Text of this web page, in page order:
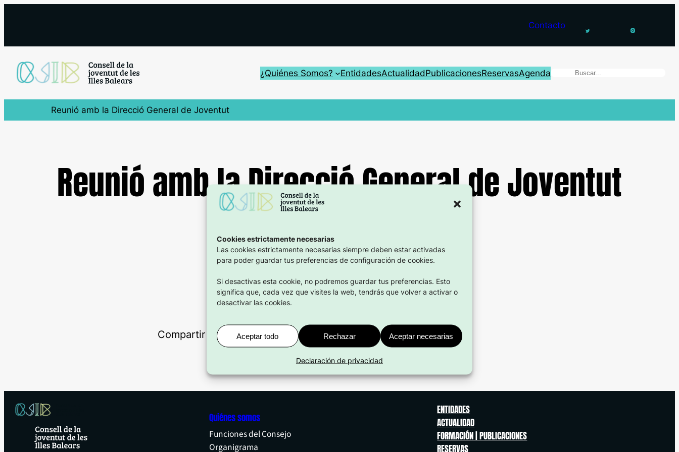
Cookies estrictamente necesarias
Las cookies estrictamente necesarias siempre deben estar activadas
para poder guardar tus preferencias de configuración de cookies.
Si desactivas esta cookie, no podremos guardar tus preferencias. Esto
significa que, cada vez que visites la web, tendrás que volver a activar o
desactivar las cookies.
Aceptar todo Rechazar Aceptar necesarias
Declaración de privacidad
Contacto
¿Quiénes Somos? EntidadesActualidadPublicacionesReservasAgenda
Reunió amb la Direcció General de Joventut
Reunió amb la Direcció General de Joventut
23 Mar 2026
Compartir en:
Quiénes somos
Funciones del Consejo
Organigrama
ENTIDADES
ACTUALIDAD
FORMACIÓN | PUBLICACIONES
RESERVAS